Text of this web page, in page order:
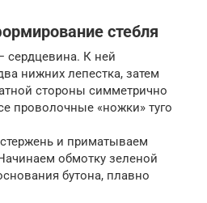
стебля
сердцевина. К ней
нижних лепестка, затем
стороны симметрично
проволочные «ножки» туго
и приматываем
обмотку зеленой
бутона, плавно